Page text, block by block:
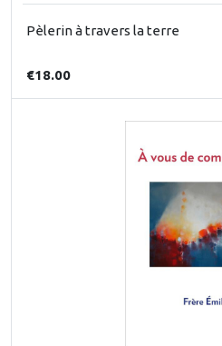
Pèlerin à travers la terre
€18.00